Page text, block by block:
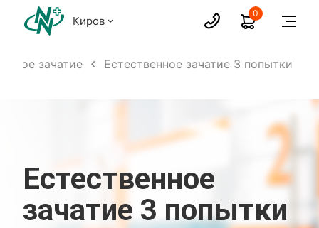
Киров
0
зачатие Естественное зачатие 3 попытки
Естественное
зачатие 3 попытки